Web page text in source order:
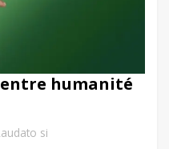
entre humanité
si